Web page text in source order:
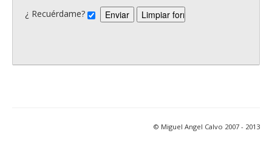
¿ Recuérdame?
© Miguel Angel Calvo 2007 - 2013